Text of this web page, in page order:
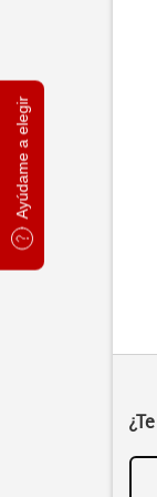
Ayúdame a elegir